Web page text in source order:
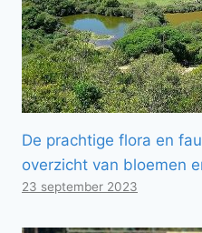
De prachtige flora en
overzicht van bloemen
23 september 2023